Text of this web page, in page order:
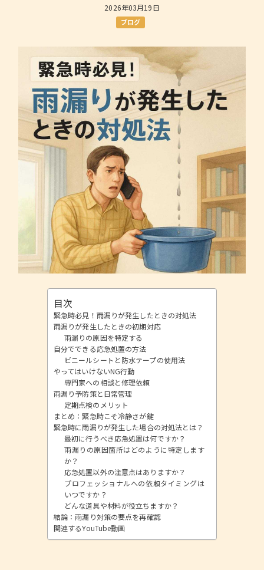
2026年03月19日
ブログ
目次
緊急時必見！雨漏りが発生したときの対処法
雨漏りが発生したときの初期対応
雨漏りの原因を特定する
自分でできる応急処置の方法
ビニールシートと防水テープの使用法
やってはいけないNG行動
専門家への相談と修理依頼
雨漏り予防策と日常管理
定期点検のメリット
まとめ：緊急時こそ冷静さが鍵
緊急時に雨漏りが発生した場合の対処法とは？
最初に行うべき応急処置は何ですか？
雨漏りの原因箇所はどのように特定します
か？
応急処置以外の注意点はありますか？
プロフェッショナルへの依頼タイミングは
いつですか？
どんな道具や材料が役立ちますか？
結論：雨漏り対策の要点を再確認
関連するYouTube動画